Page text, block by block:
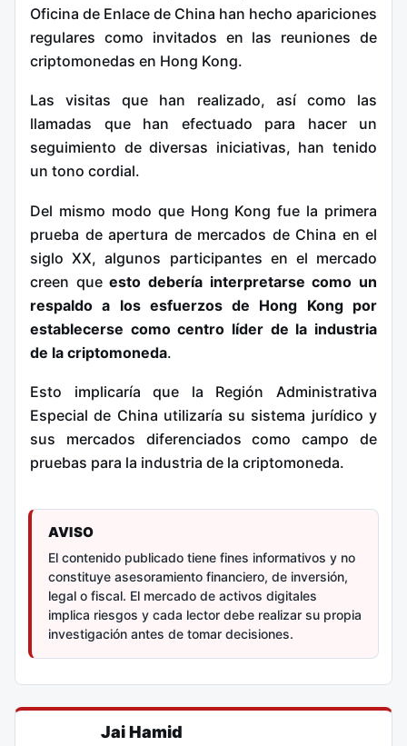
Oficina de Enlace de China han hecho apariciones
regulares como invitados en las reuniones de
criptomonedas en Hong Kong.
Las visitas que han realizado, así como las
llamadas que han efectuado para hacer un
seguimiento de diversas iniciativas, han tenido
un tono cordial.
Del mismo modo que Hong Kong fue la primera
prueba de apertura de mercados de China en el
siglo XX, algunos participantes en el mercado
creen queesto debería interpretarse como un
respaldo a los esfuerzos de Hong Kong por
establecerse como centro líder de la industria
de la criptomoneda.
Esto implicaría que la Región Administrativa
Especial de China utilizaría su sistema jurídico y
sus mercados diferenciados como campo de
pruebas para la industria de la criptomoneda.
AVISO
El contenido publicado tiene fines informativos y no
constituye asesoramiento financiero, de inversión,
legal o fiscal. El mercado de activos digitales
implica riesgos y cada lector debe realizar su propia
investigación antes de tomar decisiones.
Jai Hamid